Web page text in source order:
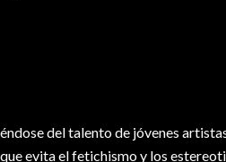
del talento de jóvenes
evita el fetichismo y los